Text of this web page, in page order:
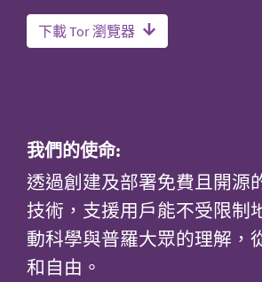
下載 Tor 瀏覽器
我們的使命:
透過創建及部署免費且開源
技術，支援用戶能不受限制
動科學與普羅大眾的理解，
和自由。